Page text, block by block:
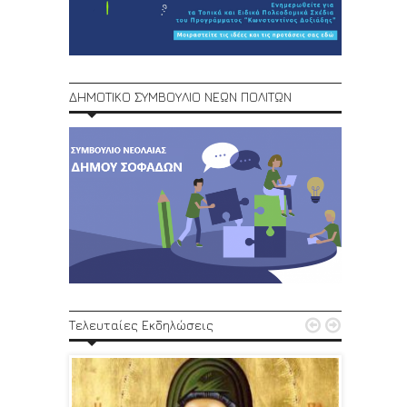
ΔΗΜΟΤΙΚΟ ΣΥΜΒΟΥΛΙΟ ΝΕΩΝ ΠΟΛΙΤΩΝ
Τελευταίες Εκδηλώσεις  